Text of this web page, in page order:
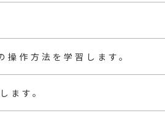
作方法を学習します。
ます。